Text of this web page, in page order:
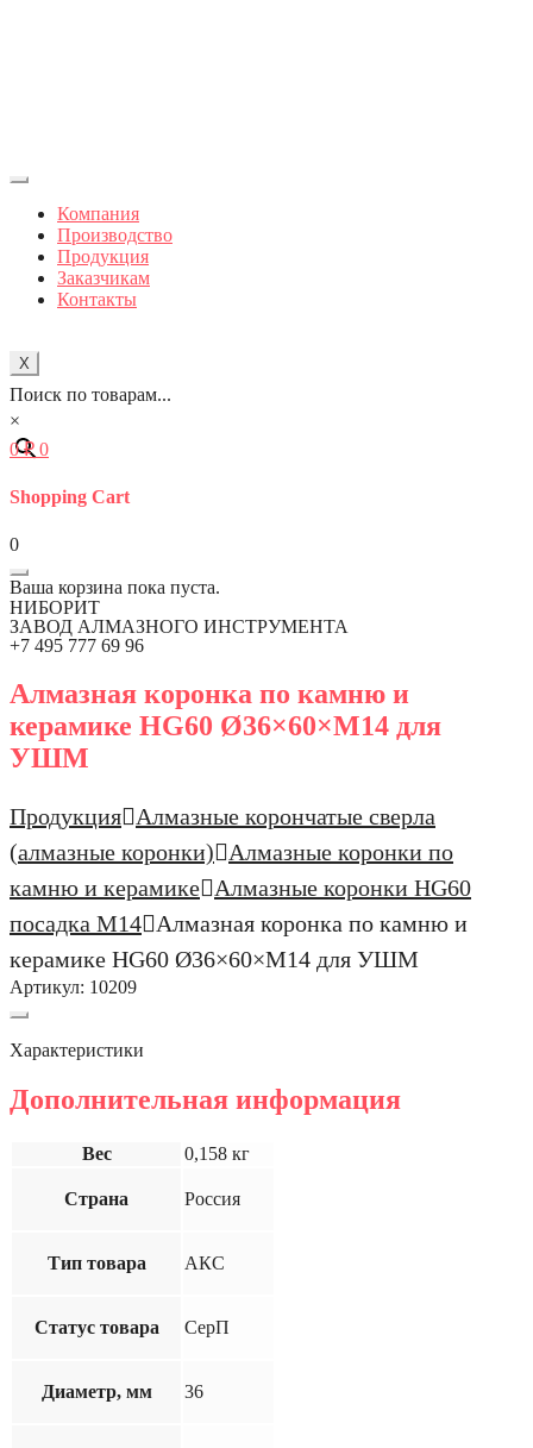
Компания
Производство
Продукция
Заказчикам
Контакты
X
Поиск по товарам...
×
0₽ 0
Shopping Cart
0
Ваша корзина пока пуста.
НИБОРИТ
ЗАВОД АЛМАЗНОГО ИНСТРУМЕНТА
+7 495 777 69 96
Алмазная коронка по камню и
керамике HG60 Ø36×60×М14 для
УШМ
Продукция
Алмазные корончатые сверла
(алмазные коронки)
Алмазные коронки по
камню и керамике
Алмазные коронки HG60
посадка М14
Алмазная коронка по камню и
керамике HG60 Ø36×60×М14 для УШМ
Артикул: 10209
Характеристики
Дополнительная информация
Вес 0,158 кг
Страна Россия
Тип товара АКС
Статус товара СерП
Диаметр, мм 36